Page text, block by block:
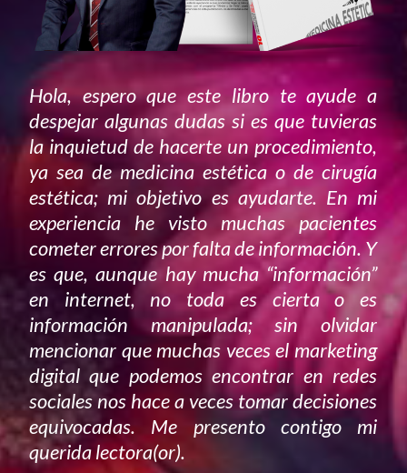
Hola, espero que este libro te ayude a
despejar algunas dudas si es que tuvieras
la inquietud de hacerte un procedimiento,
ya sea de medicina estética o de cirugía
estética; mi objetivo es ayudarte. En mi
experiencia he visto muchas pacientes
cometer errores por falta de información. Y
es que, aunque hay mucha “información”
en internet, no toda es cierta o es
información manipulada; sin olvidar
mencionar que muchas veces el marketing
digital que podemos encontrar en redes
sociales nos hace a veces tomar decisiones
equivocadas. Me presento contigo mi
querida lectora(or).